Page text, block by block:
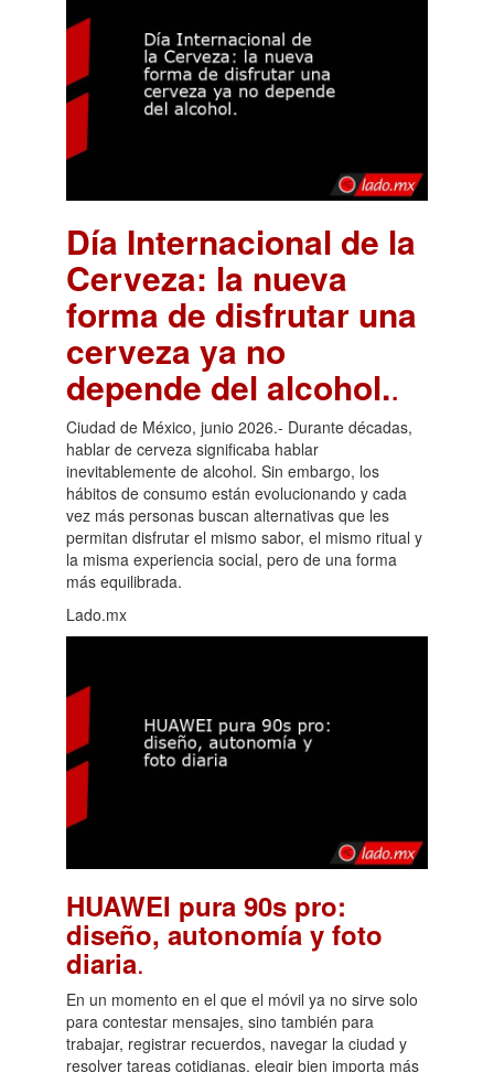
Día Internacional de la
Cerveza: la nueva
forma de disfrutar una
cerveza ya no
depende del alcohol..
Ciudad de México, junio 2026.- Durante décadas,
hablar de cerveza significaba hablar
inevitablemente de alcohol. Sin embargo, los
hábitos de consumo están evolucionando y cada
vez más personas buscan alternativas que les
permitan disfrutar el mismo sabor, el mismo ritual y
la misma experiencia social, pero de una forma
más equilibrada.
Lado.mx
HUAWEI pura 90s pro:
diseño, autonomía y foto
diaria.
En un momento en el que el móvil ya no sirve solo
para contestar mensajes, sino también para
trabajar, registrar recuerdos, navegar la ciudad y
resolver tareas cotidianas, elegir bien importa más